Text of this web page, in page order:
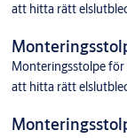
att hitta rätt
Monteringsstolpe för
att hitta rätt